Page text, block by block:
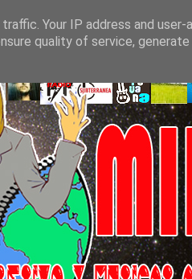
Your IP address and user-
quality of service, generate